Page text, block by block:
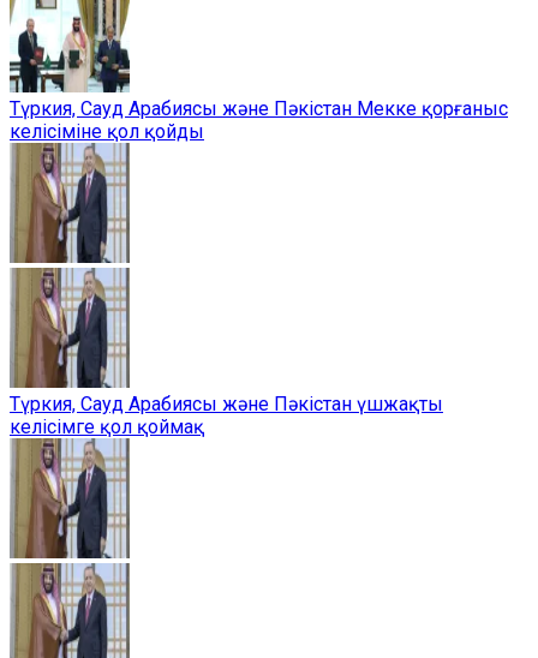
Түркия, Сауд Арабиясы және Пәкістан Мекке қорғаныс
келісіміне қол қойды
Түркия, Сауд Арабиясы және Пәкістан үшжақты
келісімге қол қоймақ